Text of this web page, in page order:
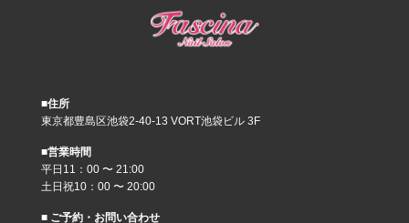
■住所
東京都豊島区池袋2-40-13 VORT池袋ビル 3F
■営業時間
平日11：00 〜 21:00
土日祝10：00 〜 20:00
■ ご予約・お問い合わせ